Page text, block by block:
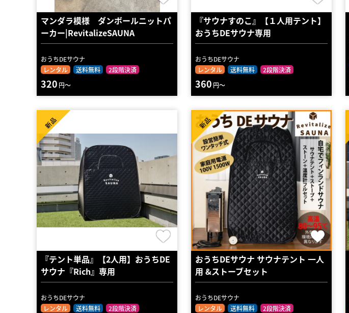
マンダラ模様 ダンボールニットパ
ーカー|RevitalizeSAUNA
おうちDEサウナ
レンタル
送料無料 2段階決済
320 円～
『サウナすのこ』【１人用テント】
おうちDEサウナ専用
おうちDEサウナ
レンタル
送料無料 2段階決済
360 円～
『テント単品』【2人用】おうちDE
サウナ『Rich』専用
おうちDEサウナ
レンタル
送料無料 2段階決済
新品
おうちDEサウナ サウナテント 一人
用 &ストーブセット
おうちDEサウナ
レンタル
送料無料 2段階決済
新品